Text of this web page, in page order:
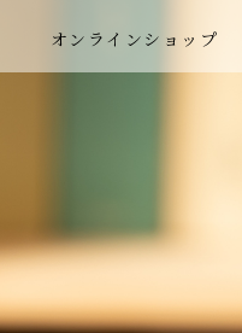
オンラインショップ